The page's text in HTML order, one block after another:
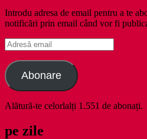
Introdu adresa de email pentru a te
notificări prin email când vor fi
Adresă
email
Abonare
Alătură-te celorlalți 1.551 de abonați.
pe zile